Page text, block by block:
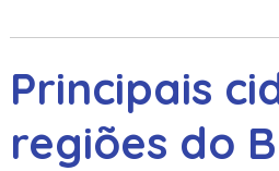
Principais
regiões do